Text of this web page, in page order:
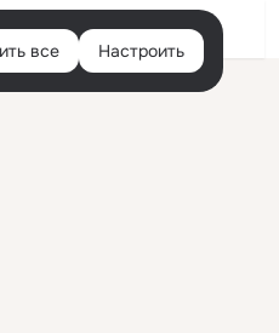
все Настроить